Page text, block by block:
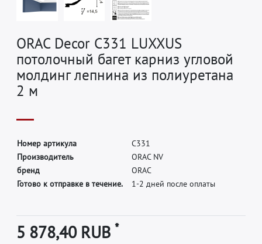
ORAC Decor C331 LUXXUS
потолочный багет карниз угловой
молдинг лепнина из полиуретана
2 м
Номер артикула C331
Производитель ORAC NV
бренд ORAC
Готово к отправке в течение.
1-2 дней после оплаты
5 878,40 RUB*